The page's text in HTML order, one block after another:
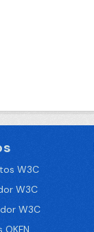
W3C
W3C
W3C